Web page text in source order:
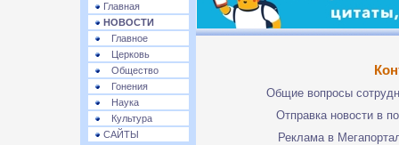
Главная
НОВОСТИ
Главное
Церковь
Общество
Гонения
Наука
Культура
САЙТЫ
Общие вопросы
Отправка новости в
Реклама в